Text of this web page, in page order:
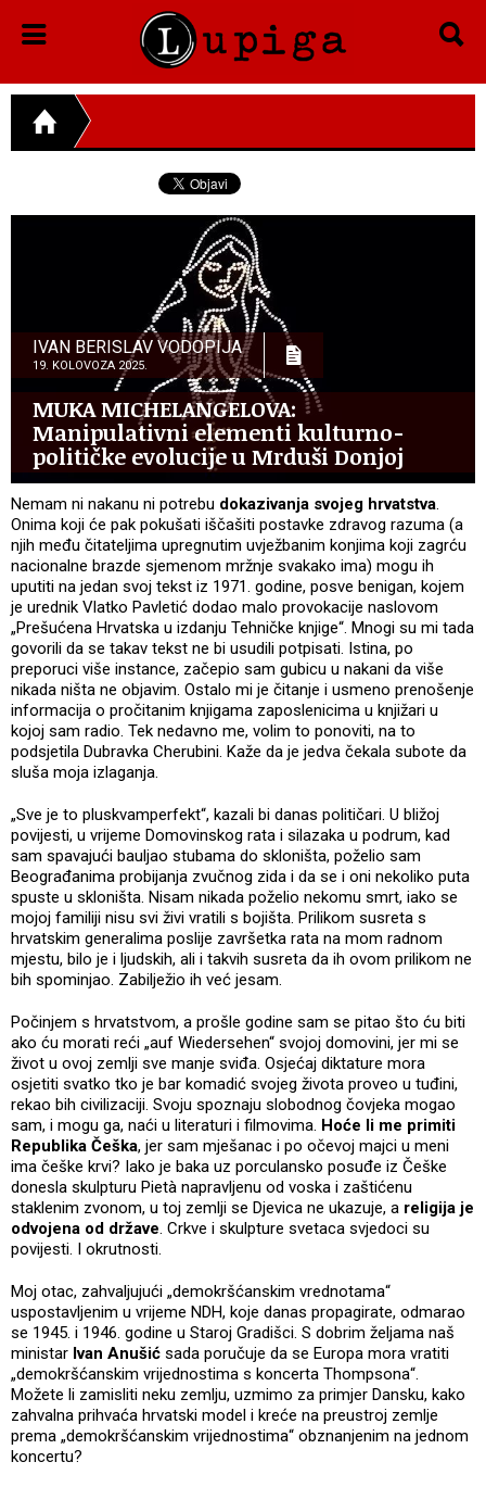
IVAN BERISLAV VODOPIJA
19. KOLOVOZA 2025.
MUKA MICHELANGELOVA:
Manipulativni elementi kulturno-
političke evolucije u Mrduši Donjoj
Nemam ni nakanu ni potrebu dokazivanja svojeg hrvatstva.
Onima koji će pak pokušati iščašiti postavke zdravog razuma (a
njih među čitateljima upregnutim uvježbanim konjima koji zagrću
nacionalne brazde sjemenom mržnje svakako ima) mogu ih
uputiti na jedan svoj tekst iz 1971. godine, posve benigan, kojem
je urednik Vlatko Pavletić dodao malo provokacije naslovom
„Prešućena Hrvatska u izdanju Tehničke knjige“. Mnogi su mi tada
govorili da se takav tekst ne bi usudili potpisati. Istina, po
preporuci više instance, začepio sam gubicu u nakani da više
nikada ništa ne objavim. Ostalo mi je čitanje i usmeno prenošenje
informacija o pročitanim knjigama zaposlenicima u knjižari u
kojoj sam radio. Tek nedavno me, volim to ponoviti, na to
podsjetila Dubravka Cherubini. Kaže da je jedva čekala subote da
sluša moja izlaganja.
„Sve je to pluskvamperfekt“, kazali bi danas političari. U bližoj
povijesti, u vrijeme Domovinskog rata i silazaka u podrum, kad
sam spavajući bauljao stubama do skloništa, poželio sam
Beograđanima probijanja zvučnog zida i da se i oni nekoliko puta
spuste u skloništa. Nisam nikada poželio nekomu smrt, iako se
mojoj familiji nisu svi živi vratili s bojišta. Prilikom susreta s
hrvatskim generalima poslije završetka rata na mom radnom
mjestu, bilo je i ljudskih, ali i takvih susreta da ih ovom prilikom ne
bih spominjao. Zabilježio ih već jesam.
Počinjem s hrvatstvom, a prošle godine sam se pitao što ću biti
ako ću morati reći „auf Wiedersehen“ svojoj domovini, jer mi se
život u ovoj zemlji sve manje sviđa. Osjećaj diktature mora
osjetiti svatko tko je bar komadić svojeg života proveo u tuđini,
rekao bih civilizaciji. Svoju spoznaju slobodnog čovjeka mogao
sam, i mogu ga, naći u literaturi i filmovima. Hoće li me primiti
Republika Češka, jer sam mješanac i po očevoj majci u meni
ima češke krvi? Iako je baka uz porculansko posuđe iz Češke
donesla skulpturu Pietà napravljenu od voska i zaštićenu
staklenim zvonom, u toj zemlji se Djevica ne ukazuje, a religija je
odvojena od države. Crkve i skulpture svetaca svjedoci su
povijesti. I okrutnosti.
Moj otac, zahvaljujući „demokršćanskim vrednotama“
uspostavljenim u vrijeme NDH, koje danas propagirate, odmarao
se 1945. i 1946. godine u Staroj Gradišci. S dobrim željama naš
ministar Ivan Anušić sada poručuje da se Europa mora vratiti
„demokršćanskim vrijednostima s koncerta Thompsona“.
Možete li zamisliti neku zemlju, uzmimo za primjer Dansku, kako
zahvalna prihvaća hrvatski model i kreće na preustroj zemlje
prema „demokršćanskim vrijednostima“ obznanjenim na jednom
koncertu?